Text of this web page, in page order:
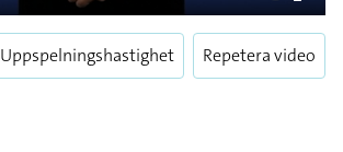
Enter
Uppspelningshastighet Repetera video